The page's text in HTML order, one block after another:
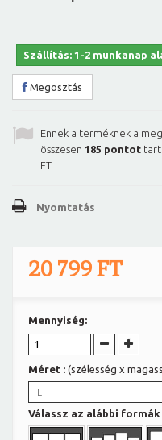
Szállítás: 1-2 munkanap
Megosztás
Ennek a terméknek a
összesen 185 pontot
FT.
Nyomtatás
20 799 FT
Mennyiség:
Méret : (szélesség x
L
Válassz az alábbi formák